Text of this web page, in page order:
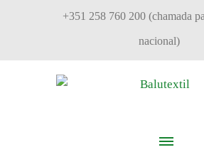
+351 258 760 200 (chamada
nacional)